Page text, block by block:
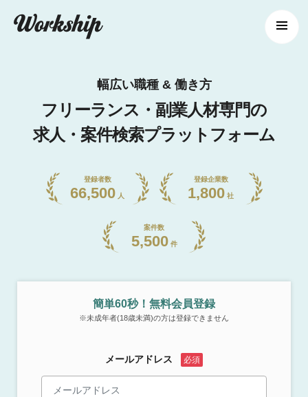
幅広い職種 & 働き方
フリーランス・副業人材専門の
求人・案件検索プラットフォーム
登録者数
66,500 人
登録企業数
1,800 社
案件数
5,500 件
簡単60秒！無料会員登録
※未成年者(18歳未満)の方は登録できません
メールアドレス